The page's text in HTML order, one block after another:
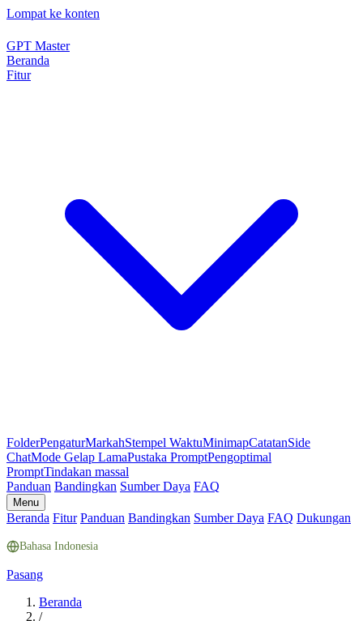
Lompat ke konten
GPT Master
Beranda
Fitur
FolderPengaturMarkahStempel WaktuMinimapCatatanSide
ChatMode Gelap LamaPustaka PromptPengoptimal
PromptTindakan massal
Panduan Bandingkan Sumber Daya FAQ
Menu
Beranda Fitur Panduan Bandingkan Sumber Daya FAQ Dukungan
Bahasa Indonesia
Pasang
Beranda
/